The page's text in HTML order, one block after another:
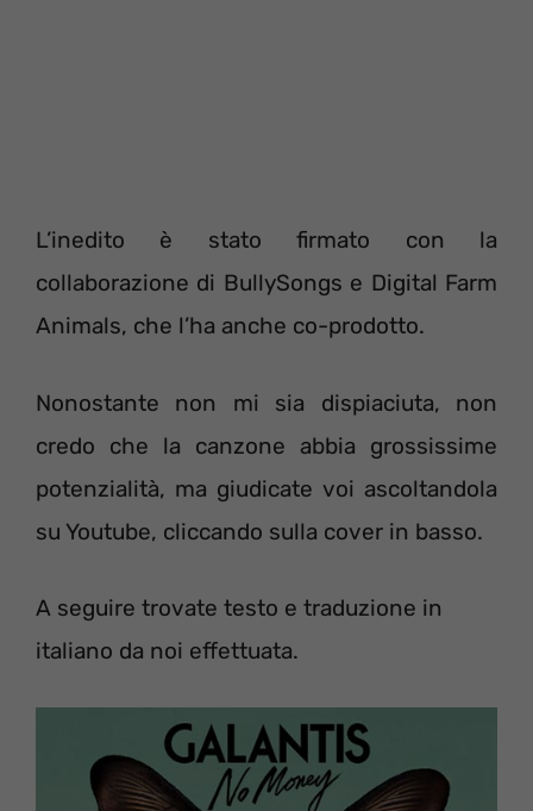
L’inedito è stato firmato con la
collaborazione di BullySongs e Digital Farm
Animals, che l’ha anche co-prodotto.
Nonostante non mi sia dispiaciuta, non
credo che la canzone abbia grossissime
potenzialità, ma giudicate voi ascoltandola
su Youtube, cliccando sulla cover in basso.
A seguire trovate testo e traduzione in
italiano da noi effettuata.